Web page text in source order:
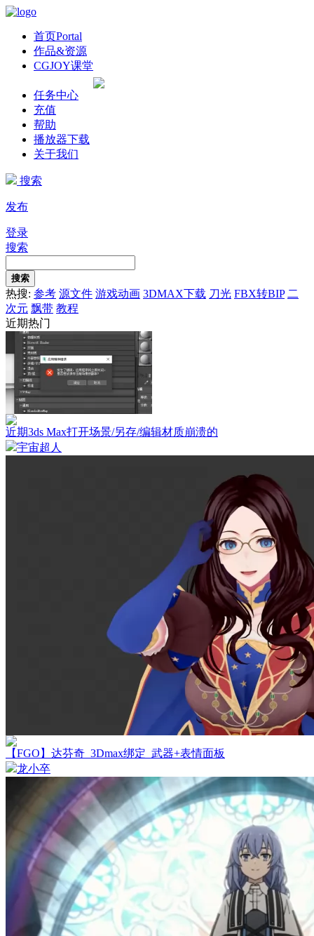
首页Portal
作品&资源
CGJOY课堂
任务中心
充值
帮助
播放器下载
关于我们
搜索
发布
登录
搜索
搜索
热搜: 参考 源文件 游戏动画 3DMAX下载 刀光 FBX转BIP 二
次元 飘带 教程
近期热门
近期3ds Max打开场景/另存/编辑材质崩溃的
宇宙超人
【FGO】达芬奇_3Dmax绑定_武器+表情面板
龙小卒